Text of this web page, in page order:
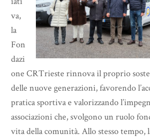
va,
la
Fon
dazi
one CRTrieste rinnova il proprio
delle nuove generazioni, favorendo
pratica sportiva e valorizzando
associazioni che, svolgono un ruolo
vita della comunità. Allo stesso tempo,